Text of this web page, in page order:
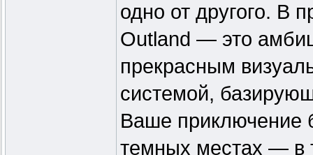
одно от другого. В
Outland — это
прекрасным
системой,
Ваше приключение
темных местах — в